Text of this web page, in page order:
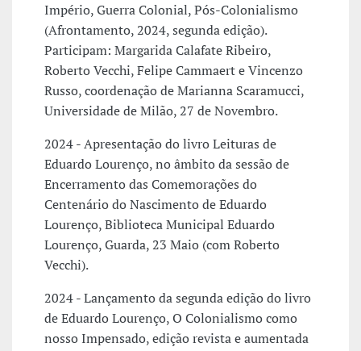
Império, Guerra Colonial, Pós-Colonialismo
(Afrontamento, 2024, segunda edição).
Participam: Margarida Calafate Ribeiro,
Roberto Vecchi, Felipe Cammaert e Vincenzo
Russo, coordenação de Marianna Scaramucci,
Universidade de Milão, 27 de Novembro.
2024 - Apresentação do livro Leituras de
Eduardo Lourenço, no âmbito da sessão de
Encerramento das Comemorações do
Centenário do Nascimento de Eduardo
Lourenço, Biblioteca Municipal Eduardo
Lourenço, Guarda, 23 Maio (com Roberto
Vecchi).
2024 - Lançamento da segunda edição do livro
de Eduardo Lourenço, O Colonialismo como
nosso Impensado, edição revista e aumentada